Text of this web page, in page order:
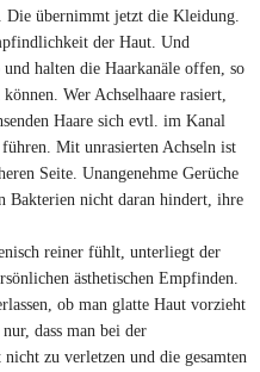
Die übernimmt jetzt die Kleidung.
der Haut. Und
halten die Haarkanäle offen, so
Wer Achselhaare rasiert,
Haare sich evtl. im Kanal
Mit unrasierten Achseln ist
Seite. Unangenehme Gerüche
Bakterien nicht daran hindert, ihre
reiner fühlt, unterliegt der
ästhetischen Empfinden.
ob man glatte Haut vorzieht
dass man bei der
zu verletzen und die gesamten